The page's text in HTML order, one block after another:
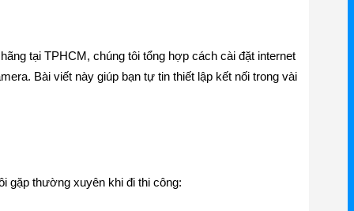
tại TPHCM, chúng tôi tổng hợp cách cài đặt internet
Bài viết này giúp bạn tự tin thiết lập kết nối trong vài
gặp thường xuyên khi đi thi công: